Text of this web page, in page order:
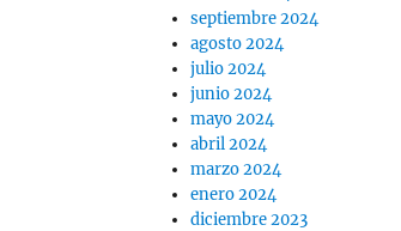
septiembre 2024
agosto 2024
julio 2024
junio 2024
mayo 2024
abril 2024
marzo 2024
enero 2024
diciembre 2023